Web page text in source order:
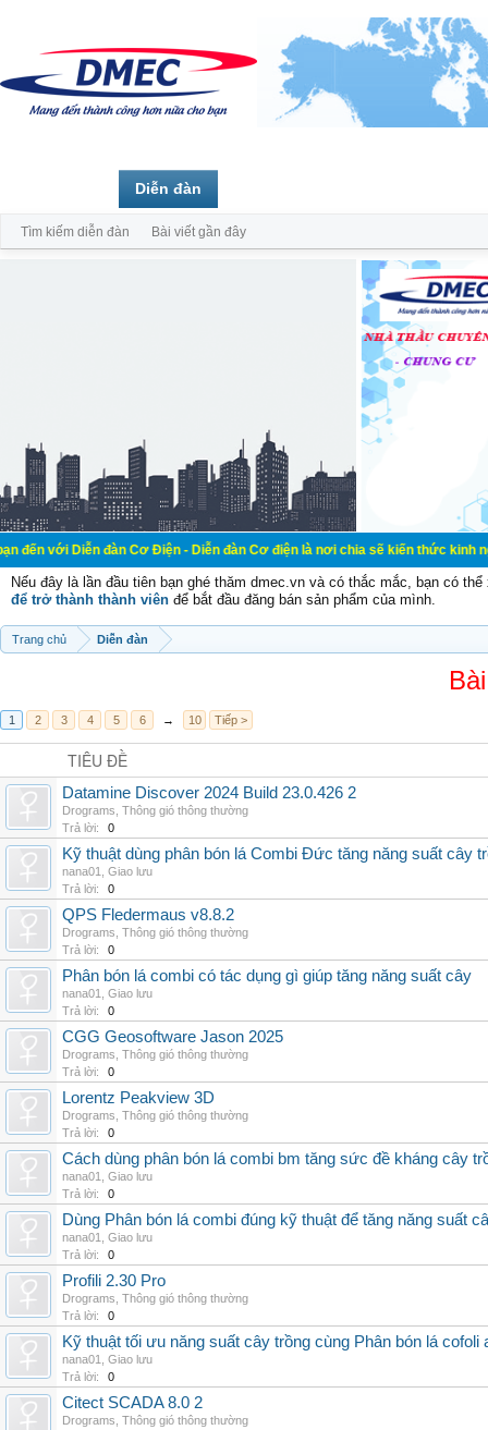
đàn Cơ Điện - Diễn đàn Cơ điện là nơi chia sẽ kiến thức kinh nghiệm
Nếu đây là lần đầu tiên bạn ghé thăm dmec.vn và có thắc mắc, bạn có
để trở thành thành viên để bắt đầu đăng bán sản phẩm của mình.
Trang chủ Diễn đàn
1 2 3 4 5 6 → 10 Tiếp >
TIÊU ĐỀ
Datamine Discover 2024 Build 23.0.426 2
Drograms Thông gió thông thường
Trả lời:
0
Kỹ thuật dùng phân bón lá Combi Đức tăng năng suất cây
nana01
Giao lưu
Trả lời:
0
QPS Fledermaus v8.8.2
Drograms Thông gió thông thường
Trả lời:
0
Phân bón lá combi có tác dụng gì giúp tăng năng suất cây
nana01
Giao lưu
Trả lời:
0
CGG Geosoftware Jason 2025
Drograms Thông gió thông thường
Trả lời:
0
Lorentz Peakview 3D
Drograms Thông gió thông thường
Trả lời:
0
Cách dùng phân bón lá combi bm tăng sức đề kháng cây
nana01
Giao lưu
Trả lời:
0
Dùng Phân bón lá combi đúng kỹ thuật để tăng năng suất
nana01
Giao lưu
Trả lời:
0
Profili 2.30 Pro
Drograms Thông gió thông thường
Trả lời:
0
Kỹ thuật tối ưu năng suất cây trồng cùng Phân bón lá cofoli
nana01
Giao lưu
Trả lời:
0
Citect SCADA 8.0 2
Drograms Thông gió thông thường
Diễn đàn
Tìm kiếm diễn đàn Bài viết gần đây